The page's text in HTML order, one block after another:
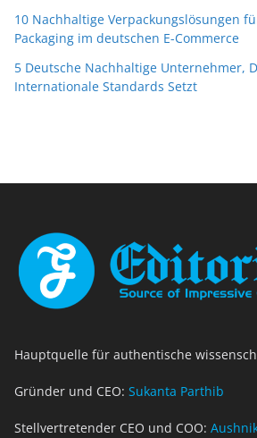
10 Nachhaltige Verpackungslösungen
Packaging im deutschen E-Commerce
5 Deutsche Nachhaltige Unternehmer,
Internationale Standards Setzt
Hauptquelle für authentische
Gründer und CEO: Sukanta Parthib
Stellvertretender CEO und COO: